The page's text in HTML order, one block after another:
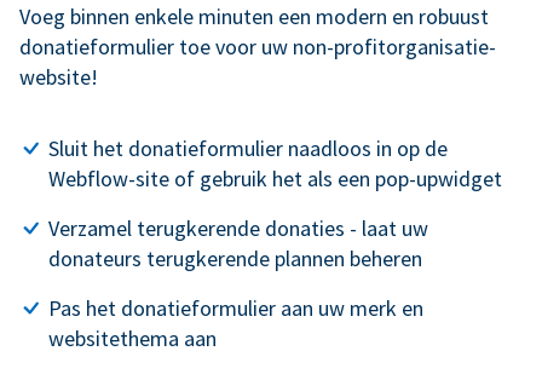
Voeg binnen enkele minuten een modern en robuust
donatieformulier toe voor uw non-profitorganisatie-
website!
Sluit het donatieformulier naadloos in op de
Webflow-site of gebruik het als een pop-upwidget
Verzamel terugkerende donaties - laat uw
donateurs terugkerende plannen beheren
Pas het donatieformulier aan uw merk en
websitethema aan